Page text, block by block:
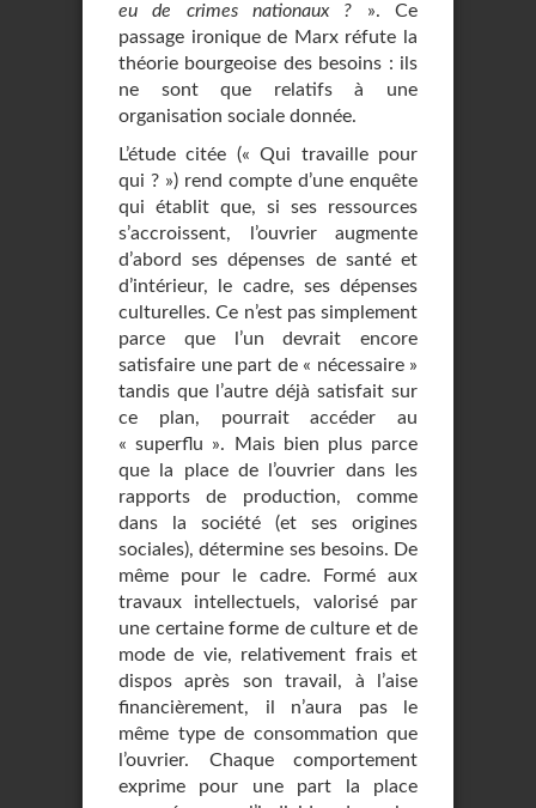
eu de crimes nationaux ? ». Ce
passage ironique de Marx réfute la
théorie bourgeoise des besoins : ils
ne sont que relatifs à une
organisation sociale donnée.
L’étude citée (« Qui travaille pour
qui ? ») rend compte d’une enquête
qui établit que, si ses ressources
s’accroissent, l’ouvrier augmente
d’abord ses dépenses de santé et
d’intérieur, le cadre, ses dépenses
culturelles. Ce n’est pas simplement
parce que l’un devrait encore
satisfaire une part de « nécessaire »
tandis que l’autre déjà satisfait sur
ce plan, pourrait accéder au
« superflu ». Mais bien plus parce
que la place de l’ouvrier dans les
rapports de production, comme
dans la société (et ses origines
sociales), détermine ses besoins. De
même pour le cadre. Formé aux
travaux intellectuels, valorisé par
une certaine forme de culture et de
mode de vie, relativement frais et
dispos après son travail, à l’aise
financièrement, il n’aura pas le
même type de consommation que
l’ouvrier. Chaque comportement
exprime pour une part la place